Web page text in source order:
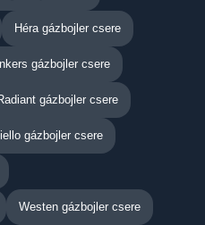
Héra gázbojler csere
gázbojler csere
gázbojler csere
gázbojler csere
Westen gázbojler csere